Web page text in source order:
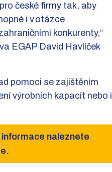
české firmy tak, aby
i v otázce
konkurenty,“
EGAP David Havlíček
pomoci se zajištěním
výrobních kapacit nebo i
naleznete